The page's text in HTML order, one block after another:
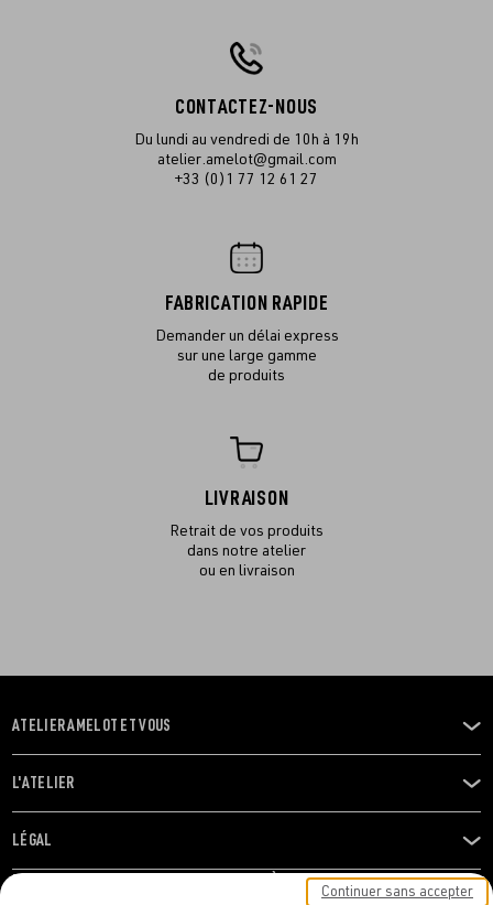
CONTACTEZ-NOUS
Du lundi au vendredi de 10h à 19h
atelier.amelot@gmail.com
+33 (0)1 77 12 61 27
FABRICATION RAPIDE
Demander un délai express
sur une large gamme
de produits
LIVRAISON
Retrait de vos produits
dans notre atelier
ou en livraison
OUVRIR
LE
MENU
ATELIER AMELOT ET VOUS
OUVRIR
LE
MENU
L'ATELIER
OUVRIR
LE
LÉGAL
RESTONS EN CONTACT ! ABONNEZ-VOUS À NOTRE
Continuer sans accepter